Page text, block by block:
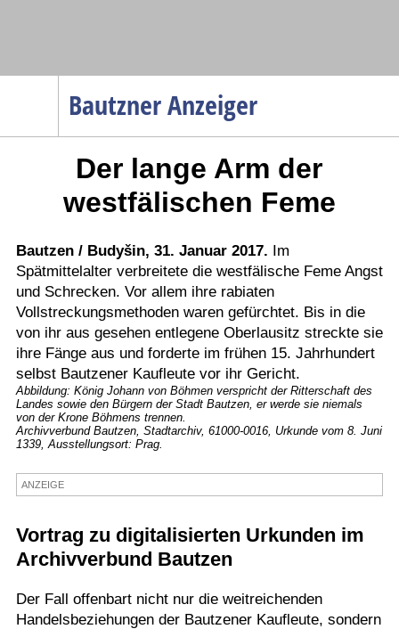
Bautzner Anzeiger
Menüpunkte
Gesellschaft
Wirtschaft
Service
Verkehr
Gesundheit
Kultur
Sport
Termine
Der lange Arm der
westfälischen Feme
Bautzen / Budyšin, 31. Januar 2017. Im
Spätmittelalter verbreitete die westfälische Feme Angst
und Schrecken. Vor allem ihre rabiaten
Vollstreckungsmethoden waren gefürchtet. Bis in die
von ihr aus gesehen entlegene Oberlausitz streckte sie
ihre Fänge aus und forderte im frühen 15. Jahrhundert
selbst Bautzener Kaufleute vor ihr Gericht.
Abbildung: König Johann von Böhmen verspricht der Ritterschaft des
Landes sowie den Bürgern der Stadt Bautzen, er werde sie niemals
von der Krone Böhmens trennen.
Archivverbund Bautzen, Stadtarchiv, 61000-0016, Urkunde vom 8. Juni
1339, Ausstellungsort: Prag.
ANZEIGE
Vortrag zu digitalisierten Urkunden im
Archivverbund Bautzen
Der Fall offenbart nicht nur die weitreichenden
Handelsbeziehungen der Bautzener Kaufleute, sondern